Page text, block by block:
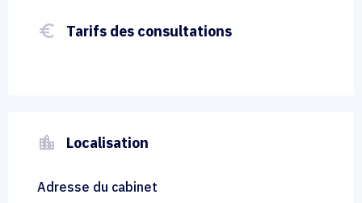
euro_symbol Tarifs des consultations
location_city Localisation
Adresse du cabinet